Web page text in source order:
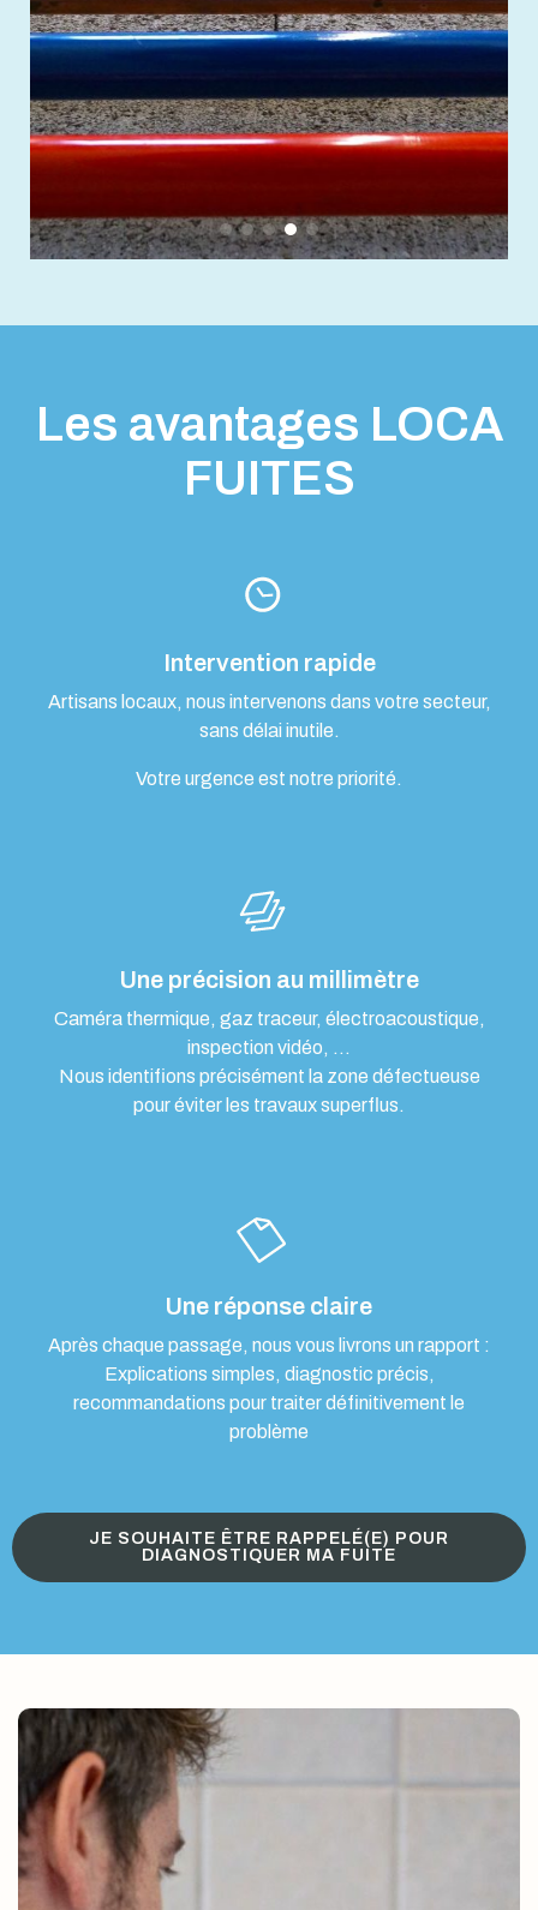
Les avantages LOCA
FUITES
Intervention rapide
Artisans locaux, nous intervenons dans votre secteur,
sans délai inutile.
Votre urgence est notre priorité.
Une précision au millimètre
Caméra thermique, gaz traceur, électroacoustique,
inspection vidéo, …
Nous identifions précisément la zone défectueuse
pour éviter les travaux superflus.
Une réponse claire
Après chaque passage, nous vous livrons un rapport :
Explications simples, diagnostic précis,
recommandations pour traiter définitivement le
problème
JE SOUHAITE ÊTRE RAPPELÉ(E) POUR
DIAGNOSTIQUER MA FUITE